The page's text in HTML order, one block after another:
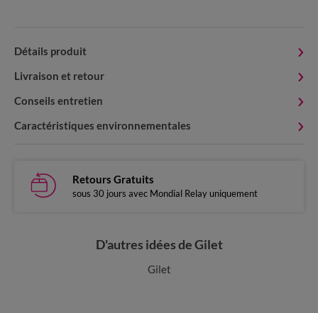
Détails produit
Livraison et retour
Conseils entretien
Caractéristiques environnementales
Retours Gratuits
sous 30 jours avec Mondial Relay uniquement
D'autres idées de Gilet
Gilet